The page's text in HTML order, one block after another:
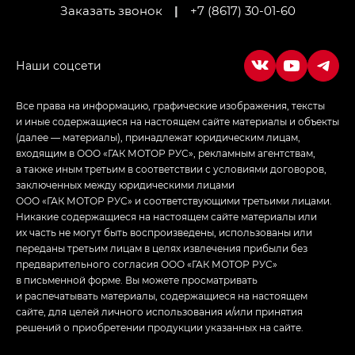
LOUNGE
Empow — Эмпау (Empow) в комплектации
Джи Эс — GS, Джи Эль с элементы экстерьера
Заказать звонок
| +7 (8617) 30-01-60
Все права на информацию, графические изображения, тексты
и иные содержащиеся на настоящем сайте материалы и объекты
(далее — материалы), принадлежат юридическим лицам,
входящим в ООО «ГАК МОТОР РУС», рекламным агентствам,
а также иным третьим в соответствии с условиями договоров,
заключенных между юридическими лицами
ООО «ГАК МОТОР РУС» и соответствующими третьими лицами.
Никакие содержащиеся на настоящем сайте материалы или
их часть не могут быть воспроизведены, использованы или
переданы третьим лицам в целях извлечения прибыли без
предварительного согласия ООО «ГАК МОТОР РУС»
в письменной форме. Вы можете просматривать
и распечатывать материалы, содержащиеся на настоящем
сайте, для целей личного использования и/или принятия
решений о приобретении продукции указанных на сайте.